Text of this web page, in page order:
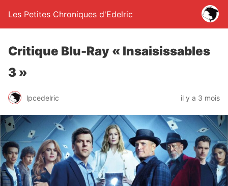
Les Petites Chroniques d'Edelric
Critique Blu-Ray « Insaisissables
3 »
lpcedelric il y a 3 mois